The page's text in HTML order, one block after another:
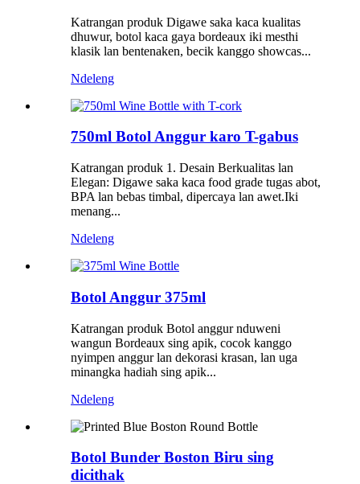
Katrangan produk Digawe saka kaca kualitas
dhuwur, botol kaca gaya bordeaux iki mesthi
klasik lan bentenaken, becik kanggo showcas...
Ndeleng
750ml Botol Anggur karo T-gabus
Katrangan produk 1. Desain Berkualitas lan
Elegan: Digawe saka kaca food grade tugas abot,
BPA lan bebas timbal, dipercaya lan awet.Iki
menang...
Ndeleng
Botol Anggur 375ml
Katrangan produk Botol anggur nduweni
wangun Bordeaux sing apik, cocok kanggo
nyimpen anggur lan dekorasi krasan, lan uga
minangka hadiah sing apik...
Ndeleng
Botol Bunder Boston Biru sing
dicithak